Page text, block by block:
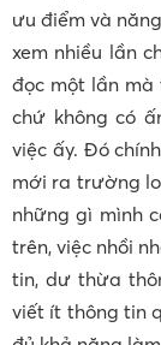
ưu điểm và
xem nhiều lần
đọc một lần mà
chứ không có
việc ấy. Đó
mới ra trường
những gì mình
trên, việc nhồi
tin, dư thừa
viết ít thông tin